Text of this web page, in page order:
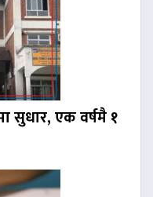
सुधार, एक वर्षमै १